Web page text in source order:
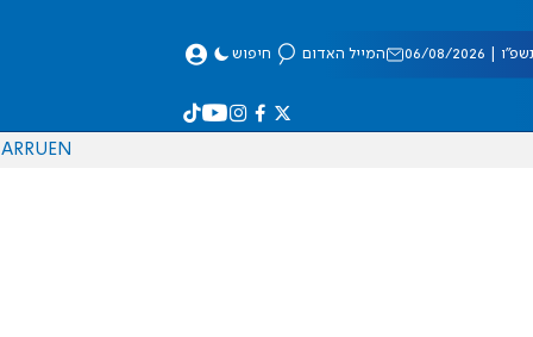
08/2026 המייל האדום חיפוש
EN
RU
AR